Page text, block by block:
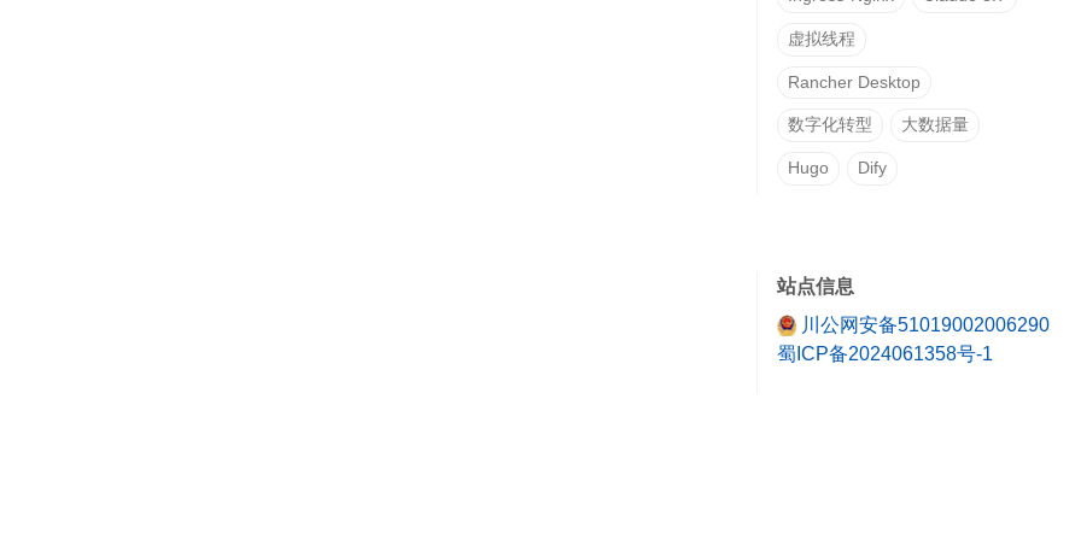
虚拟线程
Rancher Desktop
数字化转型 大数据量
Hugo Dify
站点信息
川公网安备51019002006290
蜀ICP备2024061358号-1